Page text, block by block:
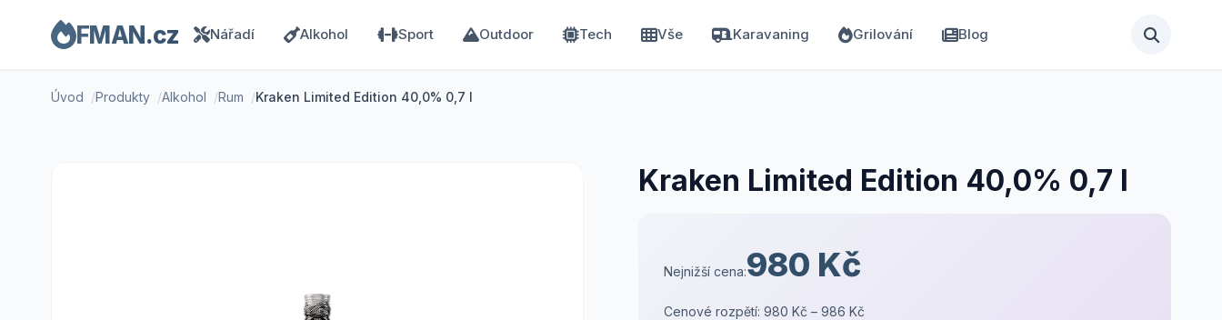
FMAN.cz Nářadí Alkohol Sport Outdoor Tech Vše Karavaning Grilování Blog
Úvod Produkty Alkohol Rum Kraken Limited Edition 40,0% 0,7 l
Kraken Limited Edition 40,0% 0,7 l
Nejnižší cena:980 Kč
Cenové rozpětí: 980 Kč – 986 Kč